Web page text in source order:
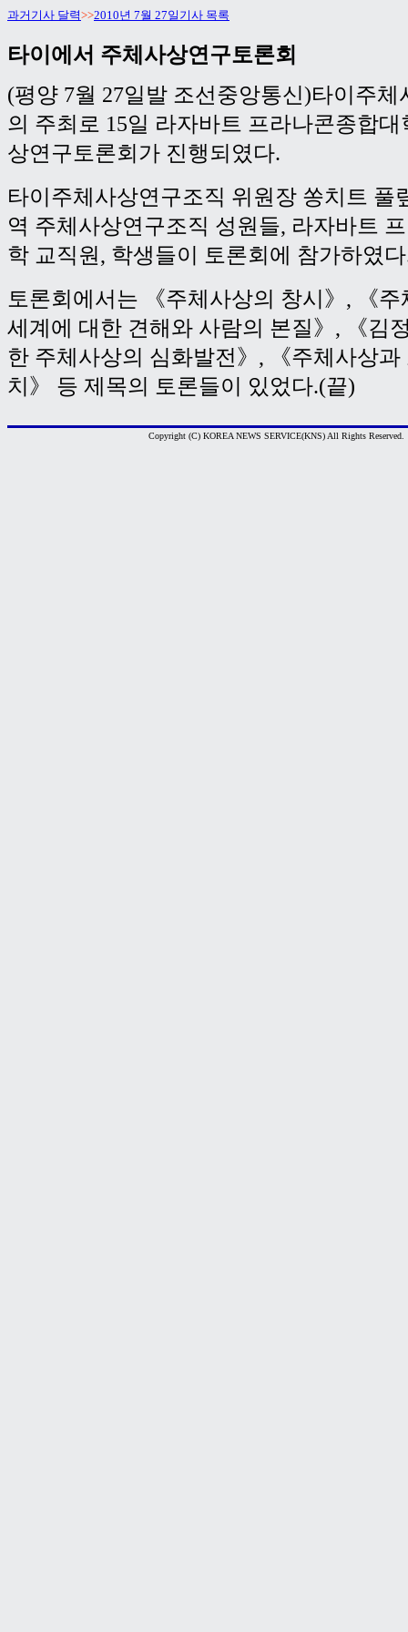
과거기사 달력>>2010년 7월 27일기사 목록
타이에서 주체사상연구토론회
(평양 7월 27일발 조선중앙통신)타이주체
의 주최로 15일 라자바트 프라나콘종합
상연구토론회가 진행되였다.
타이주체사상연구조직 위원장 쏭치트 풀
역 주체사상연구조직 성원들, 라자바트
학 교직원, 학생들이 토론회에 참가하였
토론회에서는 《주체사상의 창시》, 《
세계에 대한 견해와 사람의 본질》, 《김
한 주체사상의 심화발전》, 《주체사상
치》 등 제목의 토론들이 있었다.(끝)
Copyright (C) KOREA NEWS SERVICE(KNS) All Rights Reserved.